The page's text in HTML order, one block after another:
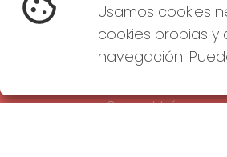
EL DRAC VERMELL
Comprar lotería
Usamos cookies
cookies propias
navegación.